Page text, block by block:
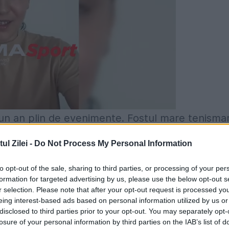
Zilei - Do Not Process My Personal Information
opt-out of the sale, sharing to third parties, or processing of your
for targeted advertising by us, please use the below opt-out
selection. Please note that after your opt-out request is processed
interest-based ads based on personal information utilized by us
to third parties prior to your opt-out. You may separately
of your personal information by third parties on the IAB’s list of
an plin de evenimente. Fostul mare
ce vor avea loc la data de 26 mai. Apoi,,
aleasa fiind Ioana Simion. În declarația de
apare și o datorie pe care Ilie Năstase
despre o sumă uriașă, de 2,2 milioane
concert susținut de Sting. Cei doi s-au